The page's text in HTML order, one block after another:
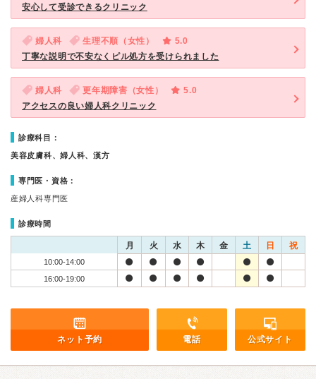
安心して受診できるクリニック
婦人科 生理不順（女性）
5.0
丁寧な説明で不安なくピル処方を受けられました
婦人科 更年期障害（女性）
5.0
アクセスの良い婦人科クリニック
診療科目：
美容皮膚科、婦人科、漢方
専門医・資格：
産婦人科専門医
診療時間
月 火 水 木 金 土 日 祝
10:00-14:00
16:00-19:00
ネット予約 電話 公式サイト